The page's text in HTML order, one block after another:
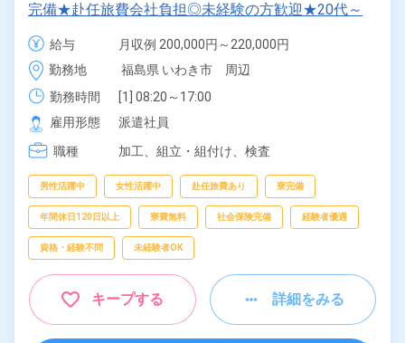
完備★赴任旅費会社負担◎未経験の方歓迎★20代～
40代の男女活躍中◎月収例21万円以上★日払い制度
あり！年間休日もたっぷり139日！マイカー通勤OK＆
無料駐車場あり★社会保険完備◎《福島県いわき市》
給与
月収例 200,000円～220,000円
時給 1,300円～1,300円
勤務地
福島県 いわき市　周辺
勤務時間
[1] 08:20～17:00
[2] 16:40～01:10
[3] 00:50～08:45
雇用形態
派遣社員
職種
加工、 組立・組付け、 検査
男性活躍中 女性活躍中 赴任旅費あり 寮完備
年間休日120日以上 寮費無料 社会保険完備 経験者優遇
資格・経験不問 未経験者OK
キープする 詳細をみる